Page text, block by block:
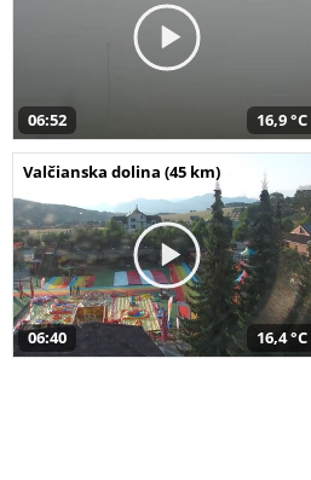
06:52 16,9 °C
Valčianska dolina (45 km)
06:40 16,4 °C